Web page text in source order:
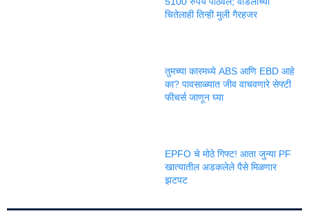
चितेलाही तिन्ही मुली गैरहजर
तुमच्या कारमध्ये ABS आणि EBD आहे
का? पावसाळ्यात जीव वाचवणारे सेफ्टी
फीचर्स जाणून घ्या
EPFO चे मोठे गिफ्ट! आता जुन्या PF
खात्यातील अडकलेले पैसे मिळणार
झटपट